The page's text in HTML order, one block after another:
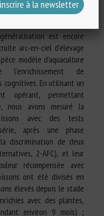
chez diverses
est encore
arc-en-ciel d’élevage
modèle d’aquaculture
de
cognitives. En utilisant un
opérant, permettant
nous avons mesuré la
avec des tests
après une phase
discrimination de deux
2-AFC), et leur
récompensée avec
ont été divisés en
élevés depuis le stade
avec des plantes,
environ 9 mois) ;